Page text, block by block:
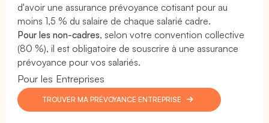
d'avoir une assurance prévoyance cotisant pour au
moins 1,5 % du salaire de chaque salarié cadre.
Pour les non-cadres, selon votre convention collective
(80 %), il est obligatoire de souscrire à une assurance
prévoyance pour vos salariés.
Pour les Entreprises
TROUVER MA PRÉVOYANCE ENTREPRISE